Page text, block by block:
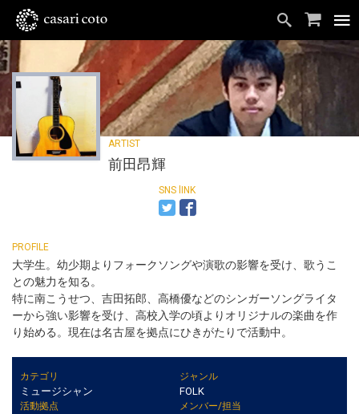
前田昂輝
大学生。幼少期よりフォークソングや演歌の影響を受け、歌うこ
との魅力を知る。
特に南こうせつ、吉田拓郎、高橋優などのシンガーソングライタ
ーから強い影響を受け、高校入学の頃よりオリジナルの楽曲を作
り始める。現在は名古屋を拠点にひきがたりで活動中。
カテゴリ
ミュージシャン
ジャンル
FOLK
活動拠点 メンバー/担当